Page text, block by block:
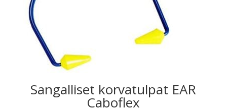
Sangalliset korvatulpat EAR
Caboflex